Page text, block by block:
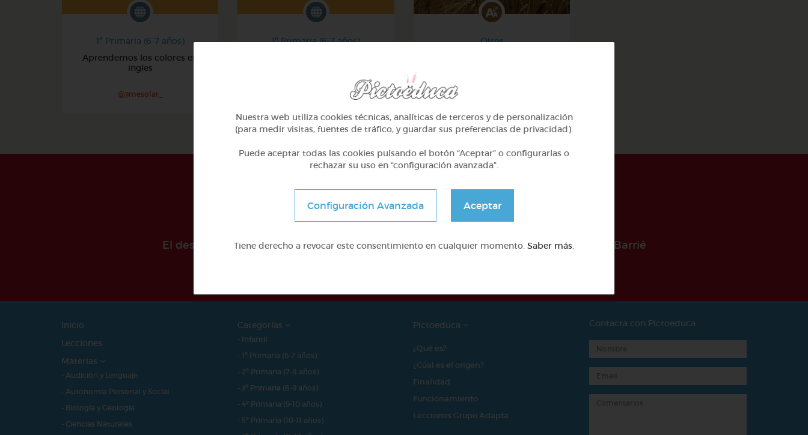
1º Primaria (6-7 años)
Aprendemos los colores en
ingles
@jimesolar_
1º Primaria (6-7 años)
Otros
@Webparaelespanol
El desarollo de este proyecto ha sido posible gracias al mecenazgo de la Fundación Barrié
Inicio
Lecciones
Materias
- Audición y Lenguaje
- Autonomía Personal y Social
- Biología y Geología
- Ciencias Naturales
Categorías
- Infantil
- 1º Primaria (6-7 años)
- 2º Primaria (7-8 años)
- 3º Primaria (8-9 años)
- 4º Primaria (9-10 años)
- 5º Primaria (10-11 años)
Pictoeduca
¿Qué es?
¿Cúal es el origen?
Finalidad
Funcionamiento
Lecciones Grupo Adapta
Contacta con Pictoeduca
Nuestra web utiliza cookies técnicas, analíticas de terceros y de personalización
(para medir visitas, fuentes de tráfico, y guardar sus preferencias de privacidad).
Puede aceptar todas las cookies pulsando el botón “Aceptar” o configurarlas o
rechazar su uso en “configuración avanzada”.
Configuración Avanzada Aceptar
Tiene derecho a revocar este consentimiento en cualquier momento. Saber más.